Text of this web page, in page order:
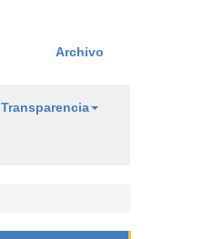
Archivo
Transparencia